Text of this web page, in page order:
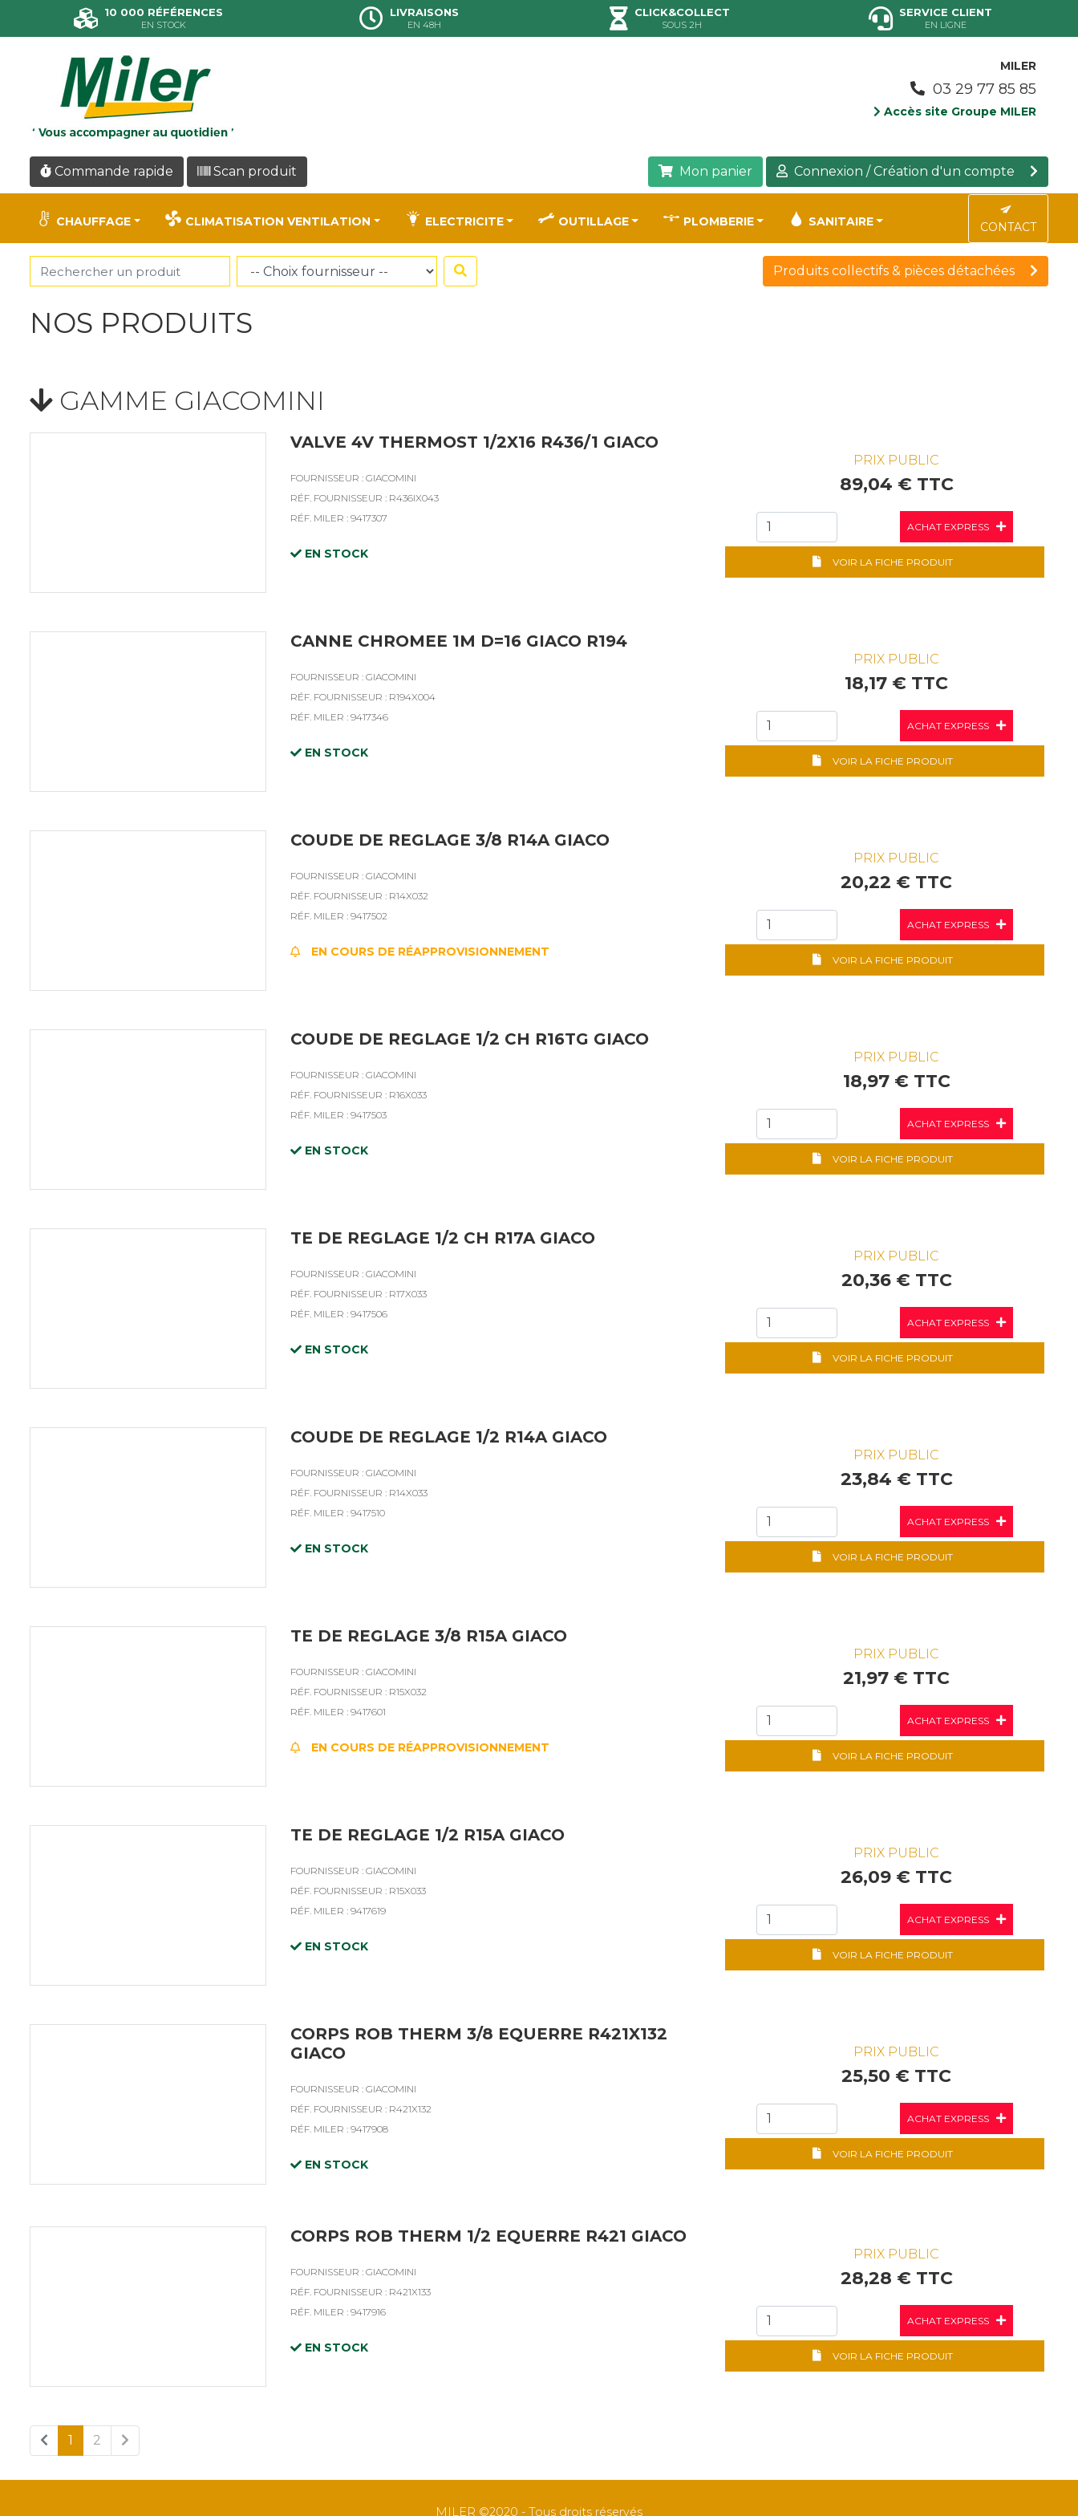
10 000 RÉFÉRENCES
EN STOCK
LIVRAISONS
EN 48H
CLICK&COLLECT
SOUS 2H
SERVICE CLIENT
EN LIGNE
MILER
03 29 77 85 85
Accès site Groupe MILER
Commande rapide Scan produit Mon panier Connexion / Création d'un compte
CHAUFFAGE CLIMATISATION VENTILATION ELECTRICITE OUTILLAGE PLOMBERIE SANITAIRE CONTACT
Produits collectifs & pièces détachées
NOS PRODUITS
GAMME GIACOMINI
VALVE 4V THERMOST 1/2X16 R436/1 GIACO
FOURNISSEUR : GIACOMINI
RÉF. FOURNISSEUR : R436IX043
RÉF. MILER : 9417307
EN STOCK
PRIX PUBLIC
89,04 € TTC
ACHAT EXPRESS
VOIR LA FICHE PRODUIT
CANNE CHROMEE 1M D=16 GIACO R194
FOURNISSEUR : GIACOMINI
RÉF. FOURNISSEUR : R194X004
RÉF. MILER : 9417346
EN STOCK
PRIX PUBLIC
18,17 € TTC
ACHAT EXPRESS
VOIR LA FICHE PRODUIT
COUDE DE REGLAGE 3/8 R14A GIACO
FOURNISSEUR : GIACOMINI
RÉF. FOURNISSEUR : R14X032
RÉF. MILER : 9417502
EN COURS DE RÉAPPROVISIONNEMENT
PRIX PUBLIC
20,22 € TTC
ACHAT EXPRESS
VOIR LA FICHE PRODUIT
COUDE DE REGLAGE 1/2 CH R16TG GIACO
FOURNISSEUR : GIACOMINI
RÉF. FOURNISSEUR : R16X033
RÉF. MILER : 9417503
EN STOCK
PRIX PUBLIC
18,97 € TTC
ACHAT EXPRESS
VOIR LA FICHE PRODUIT
TE DE REGLAGE 1/2 CH R17A GIACO
FOURNISSEUR : GIACOMINI
RÉF. FOURNISSEUR : R17X033
RÉF. MILER : 9417506
EN STOCK
PRIX PUBLIC
20,36 € TTC
ACHAT EXPRESS
VOIR LA FICHE PRODUIT
COUDE DE REGLAGE 1/2 R14A GIACO
FOURNISSEUR : GIACOMINI
RÉF. FOURNISSEUR : R14X033
RÉF. MILER : 9417510
EN STOCK
PRIX PUBLIC
23,84 € TTC
ACHAT EXPRESS
VOIR LA FICHE PRODUIT
TE DE REGLAGE 3/8 R15A GIACO
FOURNISSEUR : GIACOMINI
RÉF. FOURNISSEUR : R15X032
RÉF. MILER : 9417601
EN COURS DE RÉAPPROVISIONNEMENT
PRIX PUBLIC
21,97 € TTC
ACHAT EXPRESS
VOIR LA FICHE PRODUIT
TE DE REGLAGE 1/2 R15A GIACO
FOURNISSEUR : GIACOMINI
RÉF. FOURNISSEUR : R15X033
RÉF. MILER : 9417619
EN STOCK
PRIX PUBLIC
26,09 € TTC
ACHAT EXPRESS
VOIR LA FICHE PRODUIT
CORPS ROB THERM 3/8 EQUERRE R421X132
GIACO
FOURNISSEUR : GIACOMINI
RÉF. FOURNISSEUR : R421X132
RÉF. MILER : 9417908
EN STOCK
PRIX PUBLIC
25,50 € TTC
ACHAT EXPRESS
VOIR LA FICHE PRODUIT
CORPS ROB THERM 1/2 EQUERRE R421 GIACO
FOURNISSEUR : GIACOMINI
RÉF. FOURNISSEUR : R421X133
RÉF. MILER : 9417916
EN STOCK
PRIX PUBLIC
28,28 € TTC
ACHAT EXPRESS
VOIR LA FICHE PRODUIT
1 2
MILER ©2020 - Tous droits réservés
Panneau de gestion des cookies